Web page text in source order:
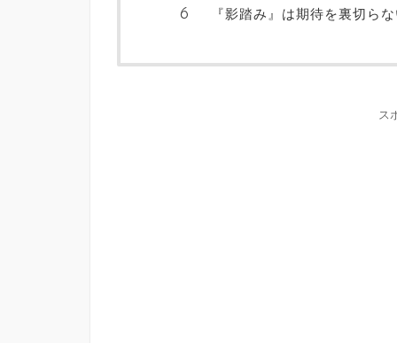
『影踏み』は期待を裏切ら
ス